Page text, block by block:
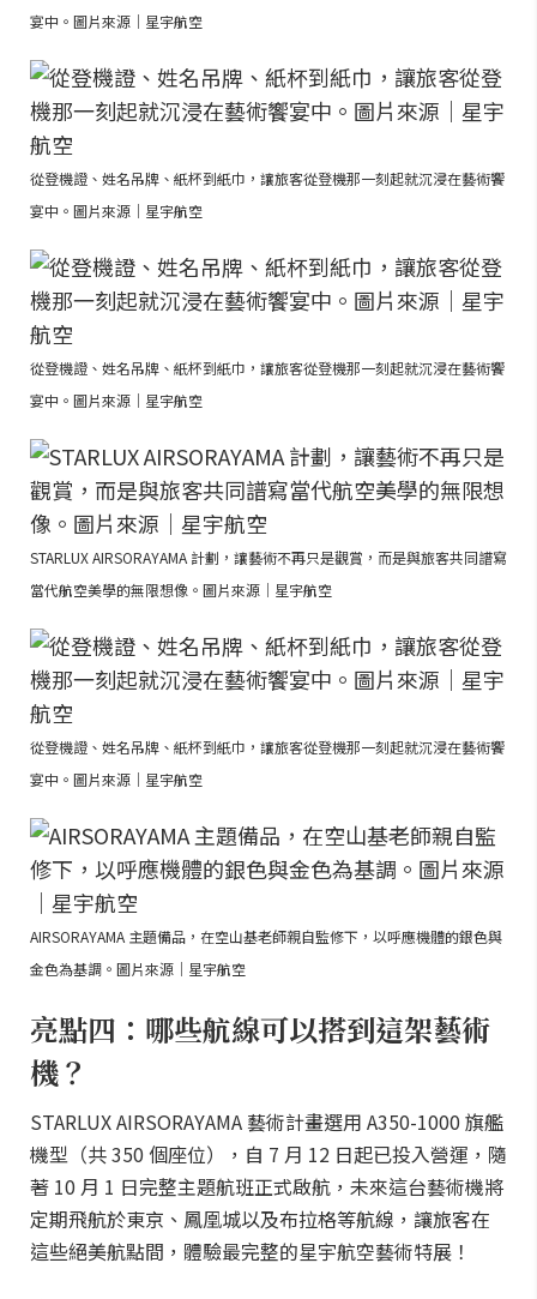
宴中。圖片來源｜星宇航空
從登機證、姓名吊牌、紙杯到紙巾，讓旅客從登機那一刻起就沉浸在藝術饗
宴中。圖片來源｜星宇航空
從登機證、姓名吊牌、紙杯到紙巾，讓旅客從登機那一刻起就沉浸在藝術饗
宴中。圖片來源｜星宇航空
STARLUX AIRSORAYAMA 計劃，讓藝術不再只是觀賞，而是與旅客共同譜寫
當代航空美學的無限想像。圖片來源｜星宇航空
從登機證、姓名吊牌、紙杯到紙巾，讓旅客從登機那一刻起就沉浸在藝術饗
宴中。圖片來源｜星宇航空
AIRSORAYAMA 主題備品，在空山基老師親自監修下，以呼應機體的銀色與
金色為基調。圖片來源｜星宇航空
亮點四：哪些航線可以搭到這架藝術
機？
STARLUX AIRSORAYAMA 藝術計畫選用 A350-1000 旗艦
機型（共 350 個座位），自 7 月 12 日起已投入營運，隨
著 10 月 1 日完整主題航班正式啟航，未來這台藝術機將
定期飛航於東京、鳳凰城以及布拉格等航線，讓旅客在
這些絕美航點間，體驗最完整的星宇航空藝術特展！